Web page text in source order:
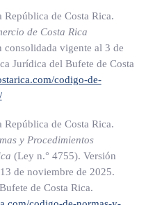
de funcionamiento.
en el artículo 2 de la Ley N.º
de Costa Rica.
de Costa Rica
consolidada vigente al 3 de
Jurídica del Bufete de Costa
codigo-de-
de Costa Rica.
y Procedimientos
(Ley n.° 4755). Versión
de noviembre de 2025.
de Costa Rica.